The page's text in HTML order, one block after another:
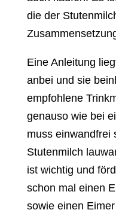
die der
Eine Anleitung
anbei und sie
empfohlene
genauso wie bei
muss einwandfrei
Stutenmilch
ist wichtig und
schon mal einen
sowie einen